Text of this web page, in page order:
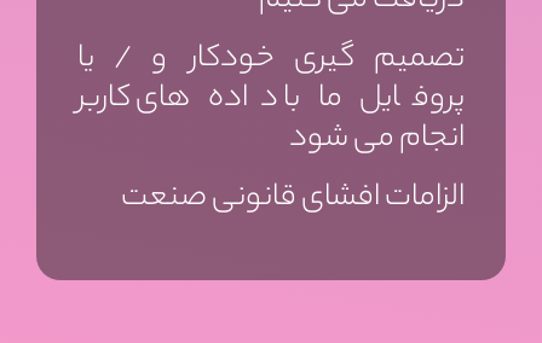
تصمیم گیری خودکار و / یا
پروفایل ما با داده های کاربر
انجام می شود
الزامات افشای قانونی صنعت